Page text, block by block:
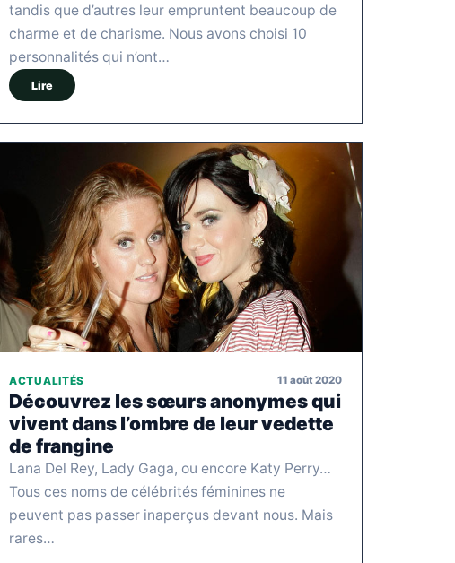
tandis que d’autres leur empruntent beaucoup de
charme et de charisme. Nous avons choisi 10
personnalités qui n’ont…
Lire
ACTUALITÉS 11 août 2020
Découvrez les sœurs anonymes qui
vivent dans l’ombre de leur vedette
de frangine
Lana Del Rey, Lady Gaga, ou encore Katy Perry…
Tous ces noms de célébrités féminines ne
peuvent pas passer inaperçus devant nous. Mais
rares…